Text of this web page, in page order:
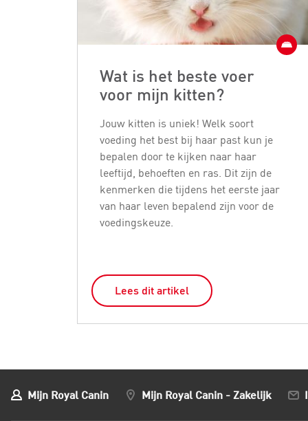
Wat is het beste voer
voor mijn kitten?
Jouw kitten is uniek! Welk soort
voeding het best bij haar past kun je
bepalen door te kijken naar haar
leeftijd, behoeften en ras. Dit zijn de
kenmerken die tijdens het eerste jaar
van haar leven bepalend zijn voor de
voedingskeuze.
Lees dit artikel
Mijn Royal Canin Mijn Royal Canin - Zakelijk